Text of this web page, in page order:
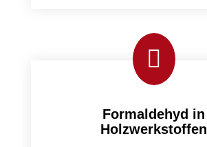

Formaldehyd in
Holzwerkstoffen